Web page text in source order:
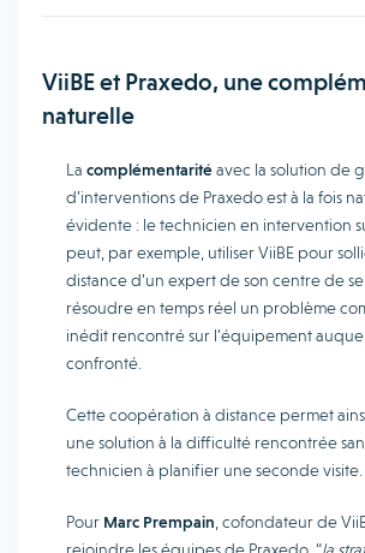
ViiBE et Praxedo, une
naturelle
La complémentaritéavec la solution de
d’interventions de Praxedo est à la fois
évidente : le technicien en intervention
peut, par exemple, utiliser ViiBE pour
distance d’un expert de son centre de
résoudre en temps réel un problème
inédit rencontré sur l’équipement
confronté.
Cette coopération à distance permet
une solution à la difficulté rencontrée
technicien à planifier une seconde visite.
Pour Marc Prempain , cofondateur de